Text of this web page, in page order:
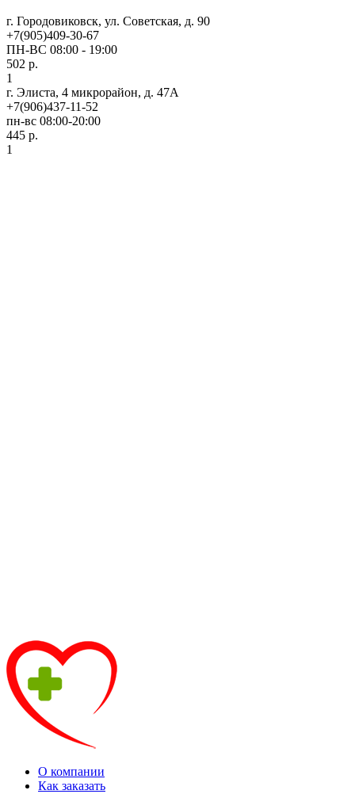
г. Городовиковск, ул. Советская, д. 90
+7(905)409-30-67
ПН-ВС 08:00 - 19:00
502 р.
1
г. Элиста, 4 микрорайон, д. 47А
+7(906)437-11-52
пн-вс 08:00-20:00
445 р.
1
О компании
Как заказать